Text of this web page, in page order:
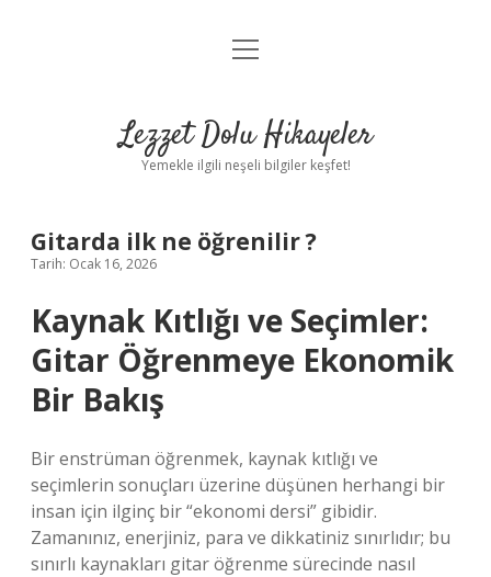
Anasayfa
Yasal Uyarı
menüyü
Lezzet Dolu Hikayeler
Yemekle ilgili neşeli bilgiler keşfet!
Gitarda ilk ne öğrenilir ?
Tarih: Ocak 16, 2026
Kaynak Kıtlığı ve Seçimler:
Gitar Öğrenmeye Ekonomik
Bir Bakış
Bir enstrüman öğrenmek, kaynak kıtlığı ve
seçimlerin sonuçları üzerine düşünen herhangi bir
insan için ilginç bir “ekonomi dersi” gibidir.
Zamanınız, enerjiniz, para ve dikkatiniz sınırlıdır; bu
sınırlı kaynakları gitar öğrenme sürecinde nasıl